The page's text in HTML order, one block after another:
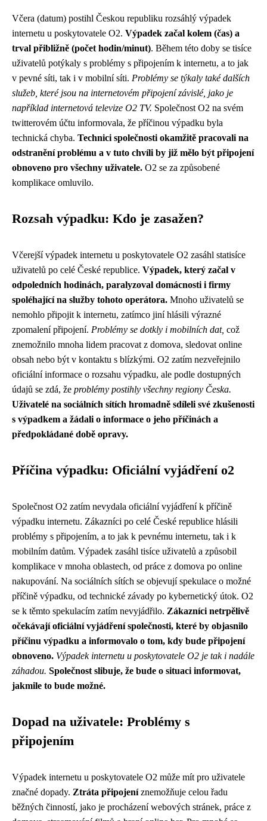
Včera (datum) postihl Českou republiku rozsáhlý výpadek
internetu u poskytovatele O2. Výpadek začal kolem (čas) a
trval přibližně (počet hodin/minut). Během této doby se tisíce
uživatelů potýkaly s problémy s připojením k internetu, a to jak
v pevné síti, tak i v mobilní síti. Problémy se týkaly také dalších
služeb, které jsou na internetovém připojení závislé, jako je
například internetová televize O2 TV. Společnost O2 na svém
twitterovém účtu informovala, že příčinou výpadku byla
technická chyba. Technici společnosti okamžitě pracovali na
odstranění problému a v tuto chvíli by již mělo být připojení
obnoveno pro všechny uživatele. O2 se za způsobené
komplikace omluvilo.
Rozsah výpadku: Kdo je zasažen?
Včerejší výpadek internetu u poskytovatele O2 zasáhl statisíce
uživatelů po celé České republice. Výpadek, který začal v
odpoledních hodinách, paralyzoval domácnosti i firmy
spoléhající na služby tohoto operátora. Mnoho uživatelů se
nemohlo připojit k internetu, zatímco jiní hlásili výrazné
zpomalení připojení. Problémy se dotkly i mobilních dat, což
znemožnilo mnoha lidem pracovat z domova, sledovat online
obsah nebo být v kontaktu s blízkými. O2 zatím nezveřejnilo
oficiální informace o rozsahu výpadku, ale podle dostupných
údajů se zdá, že problémy postihly všechny regiony Česka.
Uživatelé na sociálních sítích hromadně sdíleli své zkušenosti
s výpadkem a žádali o informace o jeho příčinách a
předpokládané době opravy.
Příčina výpadku: Oficiální vyjádření o2
Společnost O2 zatím nevydala oficiální vyjádření k příčině
výpadku internetu. Zákazníci po celé České republice hlásili
problémy s připojením, a to jak k pevnému internetu, tak i k
mobilním datům. Výpadek zasáhl tisíce uživatelů a způsobil
komplikace v mnoha oblastech, od práce z domova po online
nakupování. Na sociálních sítích se objevují spekulace o možné
příčině výpadku, od technické závady po kybernetický útok. O2
se k těmto spekulacím zatím nevyjádřilo. Zákazníci netrpělivě
očekávají oficiální vyjádření společnosti, které by objasnilo
příčinu výpadku a informovalo o tom, kdy bude připojení
obnoveno. Výpadek internetu u poskytovatele O2 je tak i nadále
záhadou. Společnost slibuje, že bude o situaci informovat,
jakmile to bude možné.
Dopad na uživatele: Problémy s
připojením
Výpadek internetu u poskytovatele O2 může mít pro uživatele
značné dopady. Ztráta připojeníznemožňuje celou řadu
běžných činností, jako je procházení webových stránek, práce z